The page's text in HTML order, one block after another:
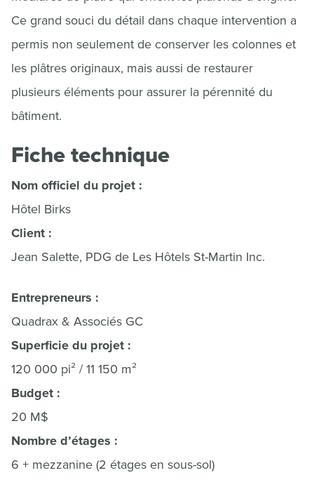
Ce grand souci du détail dans chaque intervention a
permis non seulement de conserver les colonnes et
les plâtres originaux, mais aussi de restaurer
plusieurs éléments pour assurer la pérennité du
bâtiment.
Fiche technique
Nom officiel du projet :
Hôtel Birks
Client :
Jean Salette, PDG de Les Hôtels St-Martin Inc.
Entrepreneurs :
Quadrax & Associés GC
Superficie du projet :
120 000 pi² / 11 150 m²
Budget :
20 M$
Nombre d’étages :
6 + mezzanine (2 étages en sous-sol)